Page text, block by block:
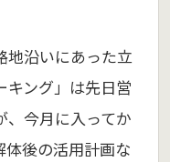
地沿いにあった立
キング」は先日営
、今月に入ってか
体後の活用計画な